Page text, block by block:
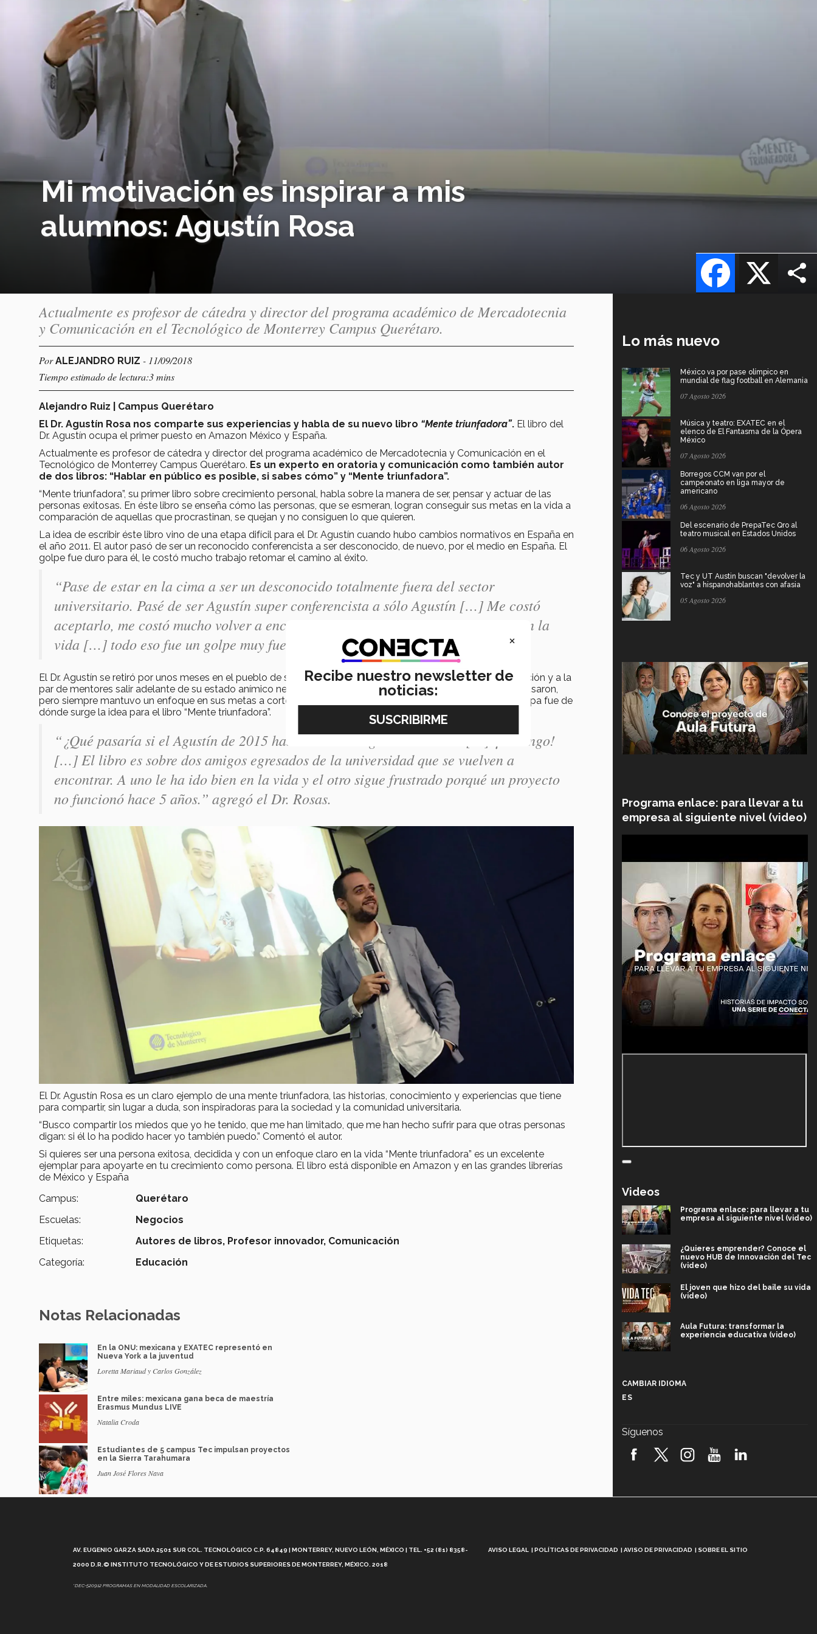
Mi motivación es inspirar a mis
alumnos: Agustín Rosa
X
Facebook
Actualmente es profesor de cátedra y director del programa académico de Mercadotecnia
y Comunicación en el Tecnológico de Monterrey Campus Querétaro.
PorALEJANDRO RUIZ - 11/09/2018
Tiempo estimado de lectura:3 mins
Alejandro Ruiz | Campus Querétaro
El Dr. Agustín Rosa nos comparte sus experiencias y habla de su nuevo libro “Mente triunfadora”. El libro del
Dr. Agustín ocupa el primer puesto en Amazon México y España.
Actualmente es profesor de cátedra y director del programa académico de Mercadotecnia y Comunicación en el
Tecnológico de Monterrey Campus Querétaro. Es un experto en oratoria y comunicación como también autor
de dos libros: “Hablar en público es posible, si sabes cómo” y “Mente triunfadora”.
“Mente triunfadora”, su primer libro sobre crecimiento personal, habla sobre la manera de ser, pensar y actuar de las
personas exitosas. En éste libro se enseña cómo las personas, que se esmeran, logran conseguir sus metas en la vida a
comparación de aquellas que procrastinan, se quejan y no consiguen lo que quieren.
La idea de escribir éste libro vino de una etapa difícil para el Dr. Agustín cuando hubo cambios normativos en España en
el año 2011. El autor pasó de ser un reconocido conferencista a ser desconocido, de nuevo, por el medio en España. El
golpe fue duro para él, le costó mucho trabajo retomar el camino al éxito.
“Pase de estar en la cima a ser un desconocido totalmente fuera del sector
universitario. Pasé de ser Agustín super conferencista a sólo Agustín […] Me costó
aceptarlo, me costó mucho volver a encontrarme y reconocer lo que me motiva en la
vida […] todo eso fue un golpe muy fuerte” añadió el autor.
El Dr. Agustín se retiró por unos meses en el pueblo de sus padres para llevar a cabo un proceso de introspección y a la
par de mentores salir adelante de su estado anímico negativo. De 2011 a 2014/2015 tuvo proyectos que fracasaron,
pero siempre mantuvo un enfoque en sus metas a corto plazo para lograr las metas a largo plazo. De esa etapa fue de
dónde surge la idea para el libro “Mente triunfadora”.
“¿Qué pasaría si el Agustín de 2015 hablara con el Agustín de 2011? […] ¡Lo tengo!
[…] El libro es sobre dos amigos egresados de la universidad que se vuelven a
encontrar. A uno le ha ido bien en la vida y el otro sigue frustrado porqué un proyecto
no funcionó hace 5 años.” agregó el Dr. Rosas.
El Dr. Agustín Rosa es un claro ejemplo de una mente triunfadora, las historias, conocimiento y experiencias que tiene
para compartir, sin lugar a duda, son inspiradoras para la sociedad y la comunidad universitaria.
“Busco compartir los miedos que yo he tenido, que me han limitado, que me han hecho sufrir para que otras personas
digan: si él lo ha podido hacer yo también puedo.” Comentó el autor.
Si quieres ser una persona exitosa, decidida y con un enfoque claro en la vida “Mente triunfadora” es un excelente
ejemplar para apoyarte en tu crecimiento como persona. El libro está disponible en Amazon y en las grandes librerías
de México y España
Campus:
Querétaro
Escuelas:
Negocios
Etiquetas:
Autores de libros, Profesor innovador, Comunicación
Categoría:
Educación
Notas Relacionadas
En la ONU: mexicana y EXATEC representó en
Nueva York a la juventud
Loretta Mariaud y Carlos González
Entre miles: mexicana gana beca de maestría
Erasmus Mundus LIVE
Natalia Croda
Estudiantes de 5 campus Tec impulsan proyectos
en la Sierra Tarahumara
Juan José Flores Nava
Lo más nuevo
México va por pase olímpico en
mundial de flag football en Alemania
07 Agosto 2026
Música y teatro: EXATEC en el
elenco de El Fantasma de la Ópera
México
07 Agosto 2026
Borregos CCM van por el
campeonato en liga mayor de
americano
06 Agosto 2026
Del escenario de PrepaTec Qro al
teatro musical en Estados Unidos
06 Agosto 2026
Tec y UT Austin buscan "devolver la
voz" a hispanohablantes con afasia
05 Agosto 2026
Programa enlace: para llevar a tu
empresa al siguiente nivel (video)
Videos
Programa enlace: para llevar a tu
empresa al siguiente nivel (video)
¿Quieres emprender? Conoce el
nuevo HUB de Innovación del Tec
(video)
El joven que hizo del baile su vida
(video)
Aula Futura: transformar la
experiencia educativa (video)
robótica FIRST 2026! (video)
(video)
CAMBIAR IDIOMA
ES
Síguenos
AV. EUGENIO GARZA SADA 2501 SUR COL. TECNOLÓGICO C.P. 64849 | MONTERREY, NUEVO LEÓN, MÉXICO | TEL. +52 (81) 8358-
2000 D.R.© INSTITUTO TECNOLÓGICO Y DE ESTUDIOS SUPERIORES DE MONTERREY, MÉXICO. 2018
*DEC-520912 PROGRAMAS EN MODALIDAD ESCOLARIZADA.
AVISO LEGAL POLÍTICAS DE PRIVACIDAD AVISO DE PRIVACIDAD SOBRE EL SITIO
×
Recibe nuestro newsletter de
noticias: